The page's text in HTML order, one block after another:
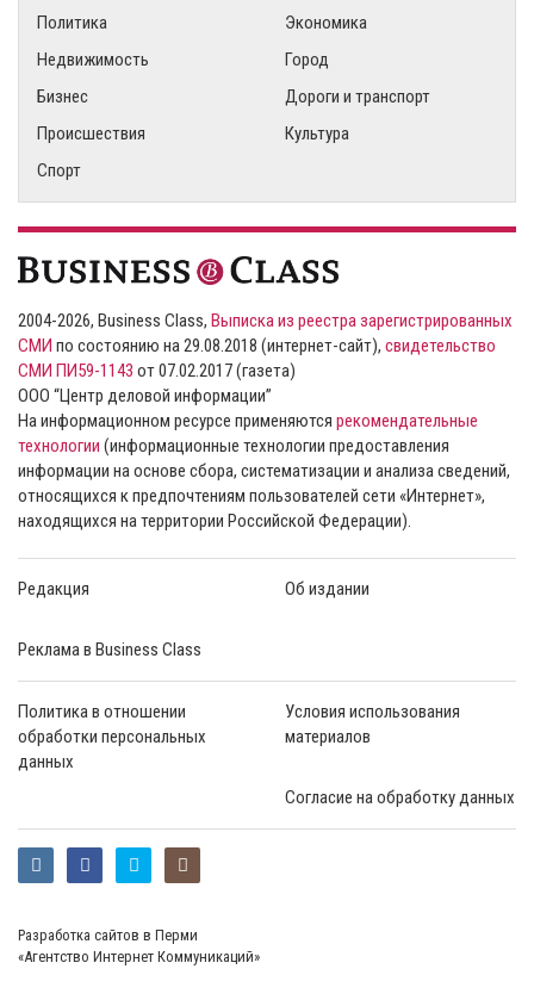
Политика
Экономика
Недвижимость
Город
Бизнес
Дороги и транспорт
Происшествия
Культура
Спорт
2004-2026, Business Class, Выписка из реестра зарегистрированных
СМИ по состоянию на 29.08.2018 (интернет-сайт), свидетельство
СМИ ПИ59-1143 от 07.02.2017 (газета)
ООО “Центр деловой информации”
На информационном ресурсе применяются рекомендательные
технологии (информационные технологии предоставления
информации на основе сбора, систематизации и анализа сведений,
относящихся к предпочтениям пользователей сети «Интернет»,
находящихся на территории Российской Федерации).
Редакция Об издании
Реклама в Business Class
Политика в отношении
обработки персональных
данных
Условия использования
материалов
Согласие на обработку данных
Разработка сайтов в Перми
«Агентство Интернет Коммуникаций»